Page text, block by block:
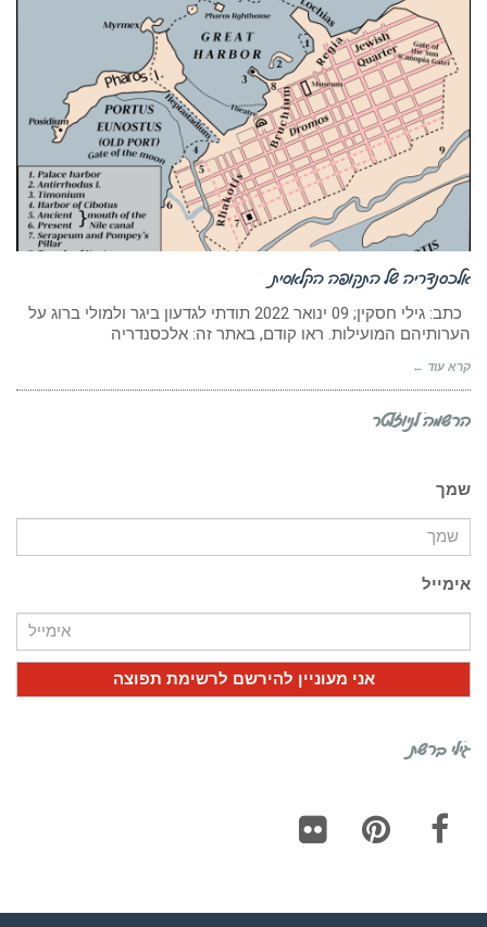
אלכסנדריה של התקופה הקלאסית
כתב: גילי חסקין; ‏09 ינואר 2022 תודתי לגדעון ביגר ולמולי ברוג על
הערותיהם המועילות. ראו קודם, באתר זה: אלכסנדריה
קרא עוד ←
הרשמה לניוזלטר
שמך
אימייל
גילי ברשת